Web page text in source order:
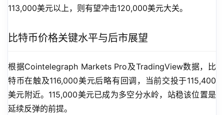
113,000美元以上，则有望冲击120,000美元大关。
比特币价格关键水平与后市展望
根据Cointelegraph Markets Pro及TradingView数据，比
特币在触及116,000美元后略有回调，当前交投于115,400
美元附近。115,000美元已成为多空分水岭，站稳该位置是
延续反弹的前提。